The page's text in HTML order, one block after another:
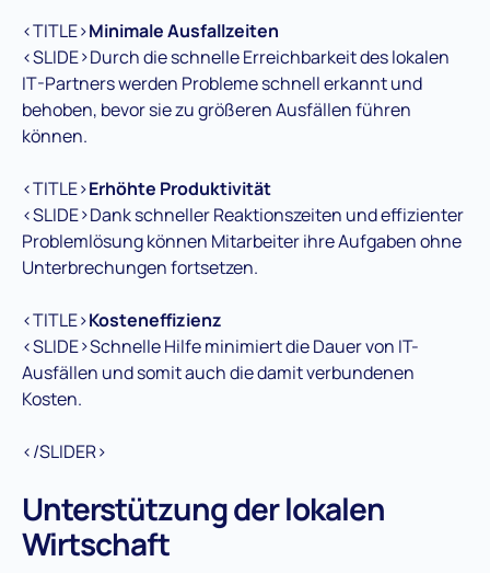
<TITLE>Minimale Ausfallzeiten
<SLIDE>Durch die schnelle Erreichbarkeit des lokalen
IT-Partners werden Probleme schnell erkannt und
behoben, bevor sie zu größeren Ausfällen führen
können.
<TITLE>Erhöhte Produktivität
<SLIDE>Dank schneller Reaktionszeiten und effizienter
Problemlösung können Mitarbeiter ihre Aufgaben ohne
Unterbrechungen fortsetzen.
<TITLE>Kosteneffizienz
<SLIDE>Schnelle Hilfe minimiert die Dauer von IT-
Ausfällen und somit auch die damit verbundenen
Kosten.
</SLIDER>
Unterstützung der lokalen
Wirtschaft